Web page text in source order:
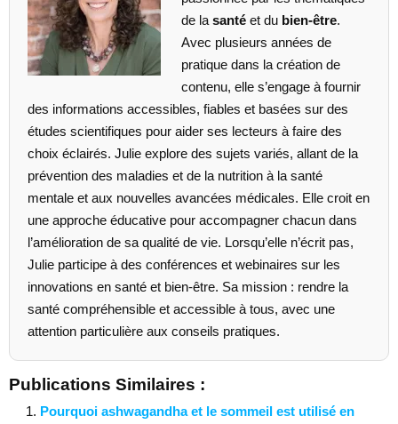
de la santéet du bien-être.
Avec plusieurs années de
pratique dans la création de
contenu, elle s’engage à fournir
des informations accessibles, fiables et basées sur des
études scientifiques pour aider ses lecteurs à faire des
choix éclairés. Julie explore des sujets variés, allant de la
prévention des maladies et de la nutrition à la santé
mentale et aux nouvelles avancées médicales. Elle croit en
une approche éducative pour accompagner chacun dans
l’amélioration de sa qualité de vie. Lorsqu’elle n’écrit pas,
Julie participe à des conférences et webinaires sur les
innovations en santé et bien-être. Sa mission : rendre la
santé compréhensible et accessible à tous, avec une
attention particulière aux conseils pratiques.
Publications Similaires :
Pourquoi ashwagandha et le sommeil est utilisé en